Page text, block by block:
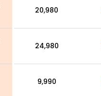
20,980
24,980
9,990